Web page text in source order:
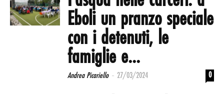
Eboli un pranzo speciale
con i detenuti, le
famiglie e...
Andrea Picariello - 27/03/2024 0